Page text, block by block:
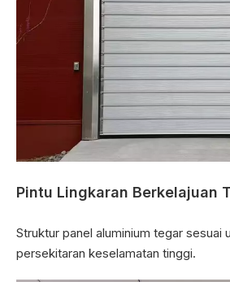
Pintu Lingkaran Berkelajuan
Struktur panel aluminium tegar sesuai
persekitaran keselamatan tinggi.